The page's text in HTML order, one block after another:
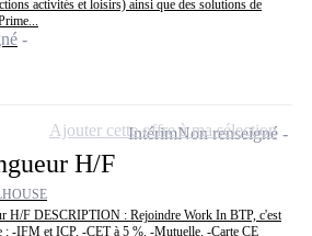
activités et loisirs) ainsi que des solutions de
H/F
H/F DESCRIPTION : Rejoindre Work In BTP, c'est
: -IFM et ICP. -CET à 5 %. -Mutuelle. -Carte CE
IntérimNon renseigné
Ajouter cette offre à ma sélection